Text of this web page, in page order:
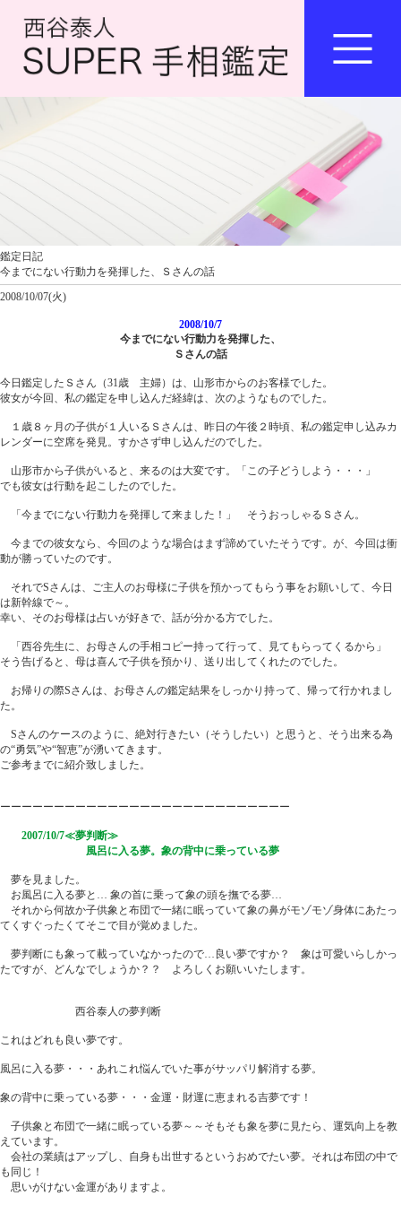
鑑定日記
今までにない行動力を発揮した、Ｓさんの話
2008/10/07(火)
2008/10/7
今までにない行動力を発揮した、
Ｓさんの話
今日鑑定したＳさん（31歳 主婦）は、山形市からのお客様でした。
彼女が今回、私の鑑定を申し込んだ経緯は、次のようなものでした。
１歳８ヶ月の子供が１人いるＳさんは、昨日の午後２時頃、私の鑑定申し込みカ
レンダーに空席を発見。すかさず申し込んだのでした。
山形市から子供がいると、来るのは大変です。「この子どうしよう・・・」
でも彼女は行動を起こしたのでした。
「今までにない行動力を発揮して来ました！」 そうおっしゃるＳさん。
今までの彼女なら、今回のような場合はまず諦めていたそうです。が、今回は衝
動が勝っていたのです。
それでSさんは、ご主人のお母様に子供を預かってもらう事をお願いして、今日
は新幹線で～。
幸い、そのお母様は占いが好きで、話が分かる方でした。
「西谷先生に、お母さんの手相コピー持って行って、見てもらってくるから」
そう告げると、母は喜んで子供を預かり、送り出してくれたのでした。
お帰りの際Sさんは、お母さんの鑑定結果をしっかり持って、帰って行かれまし
た。
Sさんのケースのように、絶対行きたい（そうしたい）と思うと、そう出来る為
の“勇気”や“智恵”が湧いてきます。
ご参考までに紹介致しました。
ーーーーーーーーーーーーーーーーーーーーーーーーーーー
2007/10/7≪夢判断≫
風呂に入る夢。象の背中に乗っている夢
夢を見ました。
お風呂に入る夢と… 象の首に乗って象の頭を撫でる夢…
それから何故か子供象と布団で一緒に眠っていて象の鼻がモゾモゾ身体にあたっ
てくすぐったくてそこで目が覚めました。
夢判断にも象って載っていなかったので…良い夢ですか？ 象は可愛いらしかっ
たですが、どんなでしょうか？？ よろしくお願いいたします。
西谷泰人の夢判断
これはどれも良い夢です。
風呂に入る夢・・・あれこれ悩んでいた事がサッパリ解消する夢。
象の背中に乗っている夢・・・金運・財運に恵まれる吉夢です！
子供象と布団で一緒に眠っている夢～～そもそも象を夢に見たら、運気向上を教
えています。
会社の業績はアップし、自身も出世するというおめでたい夢。それは布団の中で
も同じ！
思いがけない金運がありますよ。